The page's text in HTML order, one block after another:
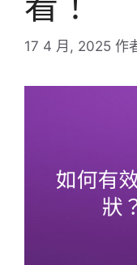
17 4 月, 2025 作